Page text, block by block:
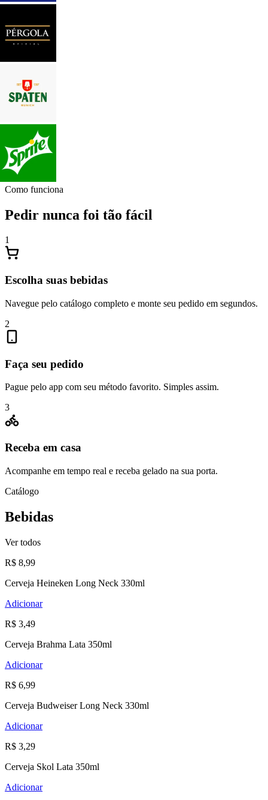
Como funciona
Pedir nunca foi tão fácil
1
Escolha suas bebidas
Navegue pelo catálogo completo e monte seu pedido em segundos.
2
Faça seu pedido
Pague pelo app com seu método favorito. Simples assim.
3
Receba em casa
Acompanhe em tempo real e receba gelado na sua porta.
Catálogo
Bebidas
Ver todos
R$ 8,99
Cerveja Heineken Long Neck 330ml
Adicionar
R$ 3,49
Cerveja Brahma Lata 350ml
Adicionar
R$ 6,99
Cerveja Budweiser Long Neck 330ml
Adicionar
R$ 3,29
Cerveja Skol Lata 350ml
Adicionar